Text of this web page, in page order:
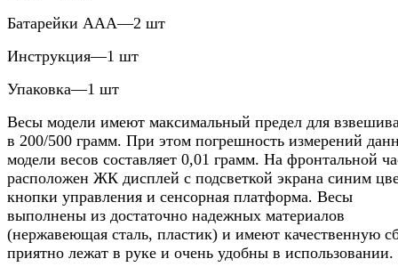
Батарейки ААА—2 шт
Инструкция—1 шт
Упаковка—1 шт
Весы модели имеют максимальный предел для
в 200/500 грамм. При этом погрешность измерений
модели весов составляет 0,01 грамм. На фронтальной
расположен ЖК дисплей с подсветкой экрана синим
кнопки управления и сенсорная платформа. Весы
выполнены из достаточно надежных материалов
(нержавеющая сталь, пластик) и имеют качественную
приятно лежат в руке и очень удобны в использовании.